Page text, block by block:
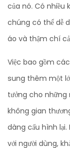
của nó. Có nhiều
chúng có thể dễ
áo và thậm chí
Việc bao gồm
sung thêm một
tưởng cho những
không gian
dàng cấu hình
với người dùng,